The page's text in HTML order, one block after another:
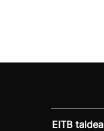
EITB taldea